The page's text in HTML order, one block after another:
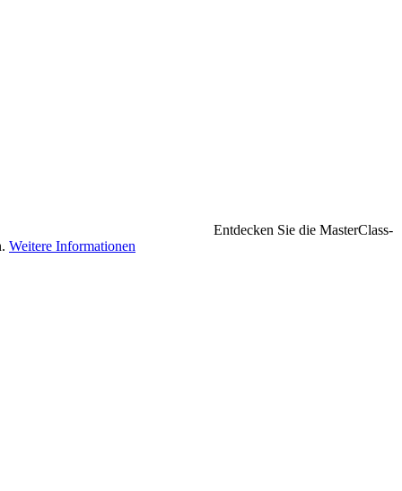
Entdecken Sie die MasterClass-
Weitere Informationen